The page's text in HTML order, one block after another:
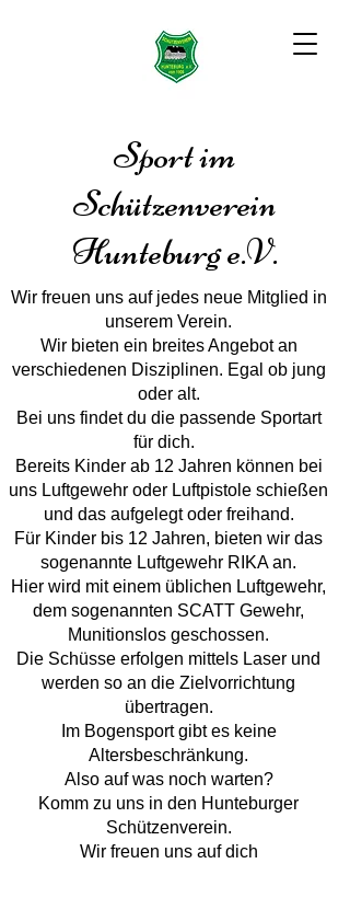
Sport im
Schützenverein
Hunteburg e.V.
Wir freuen uns auf jedes neue Mitglied in
unserem Verein.
Wir bieten ein breites Angebot an
verschiedenen Disziplinen. Egal ob jung
oder alt.
Bei uns findet du die passende Sportart
für dich.
Bereits Kinder ab 12 Jahren können bei
uns Luftgewehr oder Luftpistole schießen
und das aufgelegt oder freihand.
Für Kinder bis 12 Jahren, bieten wir das
sogenannte Luftgewehr RIKA an.
Hier wird mit einem üblichen Luftgewehr,
dem sogenannten SCATT Gewehr,
Munitionslos geschossen.
Die Schüsse erfolgen mittels Laser und
werden so an die Zielvorrichtung
übertragen.
Im Bogensport gibt es keine
Altersbeschränkung.
Also auf was noch warten?
Komm zu uns in den Hunteburger
Schützenverein.
Wir freuen uns auf dich